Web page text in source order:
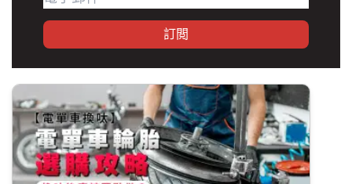
訂閲